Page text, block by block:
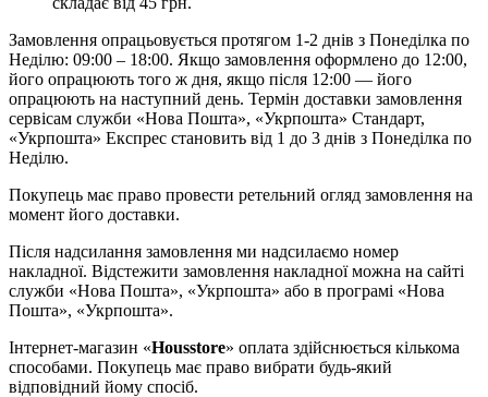
Замовлення опрацьовується протягом 1-2 днів з Понеділка по
Неділю: 09:00 – 18:00. Якщо замовлення оформлено до 12:00,
його опрацюють того ж дня, якщо після 12:00 — його
опрацюють на наступний день. Термін доставки замовлення
сервісам служби «Нова Пошта», «Укрпошта» Стандарт,
«Укрпошта» Експрес становить від 1 до 3 днів з Понеділка по
Неділю.
Покупець має право провести ретельний огляд замовлення на
момент його доставки.
Після надсилання замовлення ми надсилаємо номер
накладної. Відстежити замовлення накладної можна на сайті
служби «Нова Пошта», «Укрпошта» або в програмі «Нова
Пошта», «Укрпошта».
Інтернет-магазин «Housstore» оплата здійснюється кількома
способами. Покупець має право вибрати будь-який
відповідний йому спосіб.